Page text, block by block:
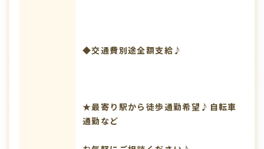
◆交通費別途全額支給♪
★最寄り駅から徒歩通勤希望♪自転車
通勤など